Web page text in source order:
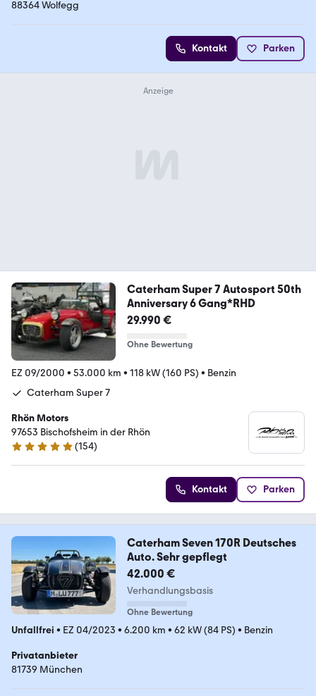
88364 Wolfegg
Kontakt Parken
Caterham Super 7 Autosport 50th
Anniversary 6 Gang*RHD
29.990 €
Ohne Bewertung
EZ 09/2000 • 53.000 km • 118 kW (160 PS) • Benzin
Caterham Super 7
Rhön Motors
97653 Bischofsheim in der Rhön
4.8 Sterne
(154)
Kontakt Parken
Caterham Seven 170R Deutsches
Auto. Sehr gepflegt
42.000 €
Verhandlungsbasis
Ohne Bewertung
Unfallfrei • EZ 04/2023 • 6.200 km • 62 kW (84 PS) • Benzin
Privatanbieter
81739 München